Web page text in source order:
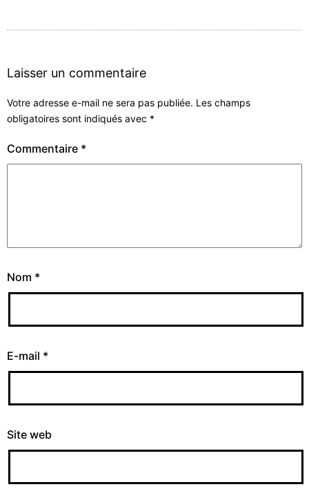
Laisser un commentaire
Votre adresse e-mail ne sera pas publiée. Les champs
obligatoires sont indiqués avec *
Commentaire *
Nom *
E-mail *
Site web